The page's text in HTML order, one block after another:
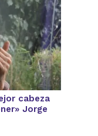
cabeza
Jorge